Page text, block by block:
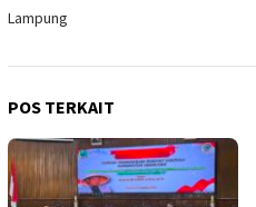
Lampung
POS TERKAIT